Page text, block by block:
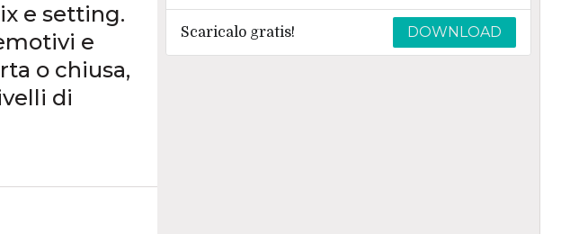
e setting.
e
o chiusa,
di
Scaricalo gratis! DOWNLOAD